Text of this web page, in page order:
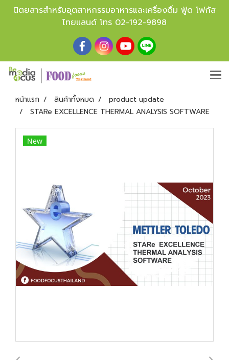
นิตยสารสำหรับอุตสาหกรรมอาหารและเครื่องดื่ม ฟู้ด โฟกัส
ไทยแลนด์ โทร 02-192-9898
หน้าแรก สินค้าทั้งหมด
product update
STARe EXCELLENCE THERMAL ANALYSIS SOFTWARE
New